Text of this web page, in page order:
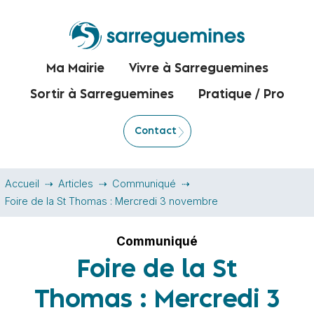
Ma Mairie Vivre à Sarreguemines
Sortir à Sarreguemines Pratique / Pro
Contact
Accueil Articles
Communiqué
Foire de la St Thomas : Mercredi 3 novembre
Communiqué
Foire de la St
Thomas : Mercredi 3